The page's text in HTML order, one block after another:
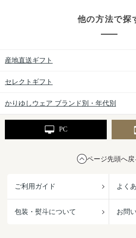
他の方法で探
産地直送ギフト
セレクトギフト
かりゆしウェア ブランド別・年代別
PC
ページ先頭へ戻
ご利用ガイド よく
包装・熨斗について お問